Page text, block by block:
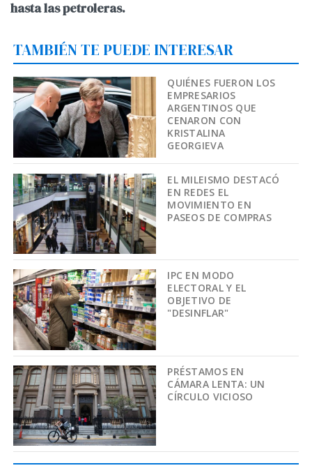
hasta las petroleras.
TAMBIÉN TE PUEDE INTERESAR
QUIÉNES FUERON LOS
EMPRESARIOS
ARGENTINOS QUE
CENARON CON
KRISTALINA
GEORGIEVA
EL MILEISMO DESTACÓ
EN REDES EL
MOVIMIENTO EN
PASEOS DE COMPRAS
IPC EN MODO
ELECTORAL Y EL
OBJETIVO DE
"DESINFLAR"
PRÉSTAMOS EN
CÁMARA LENTA: UN
CÍRCULO VICIOSO